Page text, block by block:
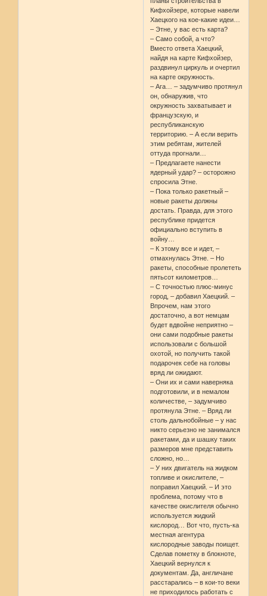
Кифхойзере, которые навели
Хаецкого на кое-какие идеи…
– Этне, у вас есть карта?
– Само собой, а что?
Вместо ответа Хаецкий,
найдя на карте Кифхойзер,
раздвинул циркуль и очертил
на карте окружность.
– Ага… – задумчиво протянул
он, обнаружив, что
окружность захватывает и
французскую, и
республиканскую
территорию. – А если верить
этим ребятам, жителей
оттуда прогнали…
– Предлагаете нанести
ядерный удар? – осторожно
спросила Этне.
– Пока только ракетный –
новые ракеты должны
достать. Правда, для этого
республике придется
официально вступить в
войну…
– К этому все и идет, –
отмахнулась Этне. – Но
ракеты, способные пролететь
пятьсот километров…
– С точностью плюс-минус
город, – добавил Хаецкий. –
Впрочем, нам этого
достаточно, а вот немцам
будет вдвойне неприятно –
они сами подобные ракеты
использовали с большой
охотой, но получить такой
подарочек себе на головы
вряд ли ожидают.
– Они их и сами наверняка
подготовили, и в немалом
количестве, – задумчиво
протянула Этне. – Вряд ли
столь дальнобойные – у нас
никто серьезно не занимался
ракетами, да и шашку таких
размеров мне представить
сложно, но…
– У них двигатель на жидком
топливе и окислителе, –
поправил Хаецкий. – И это
проблема, потому что в
качестве окислителя обычно
используется жидкий
кислород… Вот что, пусть-ка
местная агентура
кислородные заводы поищет.
Сделав пометку в блокноте,
Хаецкий вернулся к
документам. Да, англичане
расстарались – в кои-то веки
не приходилось работать с